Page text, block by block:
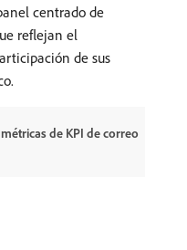
centrado de
reflejan el
de sus
de KPI de correo